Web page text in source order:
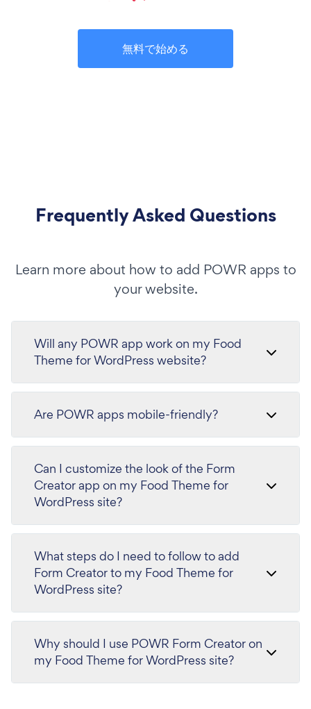
無料で始める
Frequently Asked Questions
Learn more about how to add POWR apps to
your website.
Will any POWR app work on my Food
Theme for WordPress website?
Are POWR apps mobile-friendly?
Can I customize the look of the Form
Creator app on my Food Theme for
WordPress site?
What steps do I need to follow to add
Form Creator to my Food Theme for
WordPress site?
Why should I use POWR Form Creator on
my Food Theme for WordPress site?